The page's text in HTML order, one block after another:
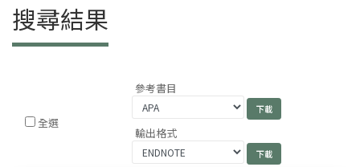
搜尋結果
全選
參考書目
輸出格式